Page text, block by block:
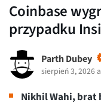
Coinbase
przypadku
Parth Dubey
sierpień 3, 2026
Nikhil Wahi, brat